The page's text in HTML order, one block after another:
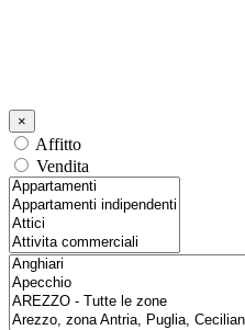
×
Affitto
Vendita